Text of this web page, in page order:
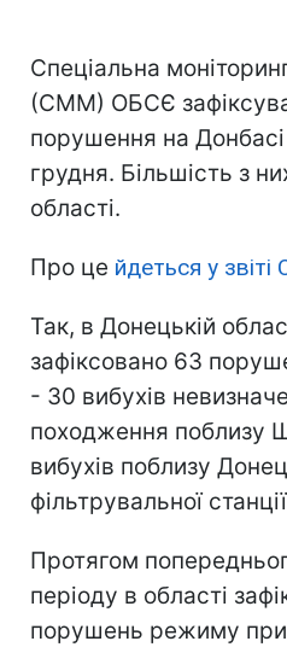
Спеціальна
(СММ) ОБСЄ
порушення на
грудня. Більшість з
області.
Про це йдеться у
Так, в Донецькій
зафіксовано 63
- 30 вибухів
походження поблизу
вибухів поблизу
фільтрувальної
Протягом
періоду в області
порушень режиму